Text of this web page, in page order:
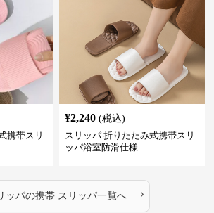
携帯スリ
¥2,240 (税込)
スリッパ 折りたたみ式携帯スリ
ッパ浴室防滑仕様
ッパの携帯 スリッパ一覧へ ›